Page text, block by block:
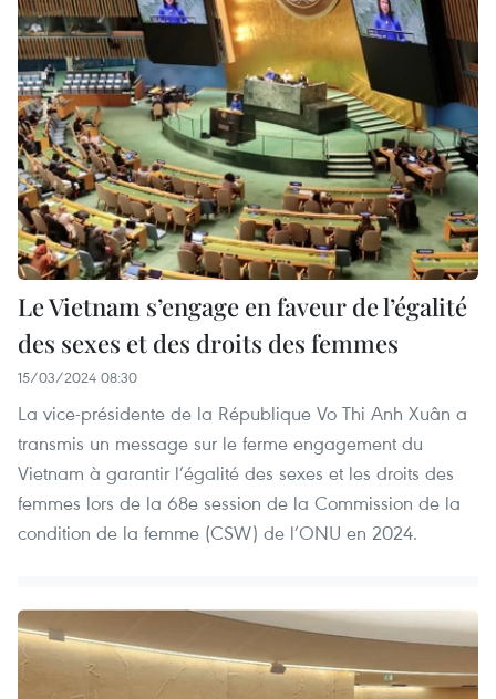
Le Vietnam s’engage en faveur de l’égalité
des sexes et des droits des femmes
15/03/2024 08:30
La vice-présidente de la République Vo Thi Anh Xuân a
transmis un message sur le ferme engagement du
Vietnam à garantir l’égalité des sexes et les droits des
femmes lors de la 68e session de la Commission de la
condition de la femme (CSW) de l’ONU en 2024.